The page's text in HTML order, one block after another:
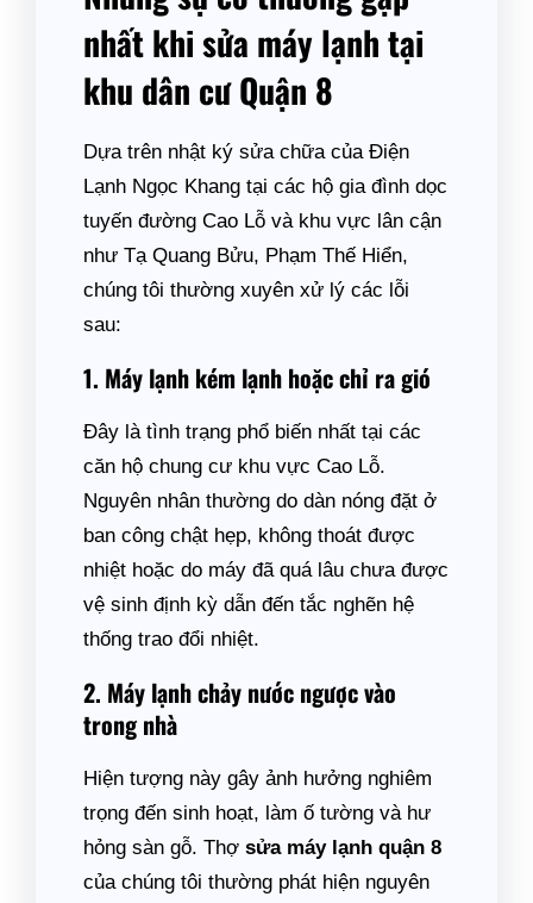
nhất khi sửa máy lạnh tại
khu dân cư Quận 8
Dựa trên nhật ký sửa chữa của Điện
Lạnh Ngọc Khang tại các hộ gia đình dọc
tuyến đường Cao Lỗ và khu vực lân cận
như Tạ Quang Bửu, Phạm Thế Hiển,
chúng tôi thường xuyên xử lý các lỗi
sau:
1. Máy lạnh kém lạnh hoặc chỉ ra gió
Đây là tình trạng phổ biến nhất tại các
căn hộ chung cư khu vực Cao Lỗ.
Nguyên nhân thường do dàn nóng đặt ở
ban công chật hẹp, không thoát được
nhiệt hoặc do máy đã quá lâu chưa được
vệ sinh định kỳ dẫn đến tắc nghẽn hệ
thống trao đổi nhiệt.
2. Máy lạnh chảy nước ngược vào
trong nhà
Hiện tượng này gây ảnh hưởng nghiêm
trọng đến sinh hoạt, làm ố tường và hư
hỏng sàn gỗ. Thợ sửa máy lạnh quận 8
của chúng tôi thường phát hiện nguyên